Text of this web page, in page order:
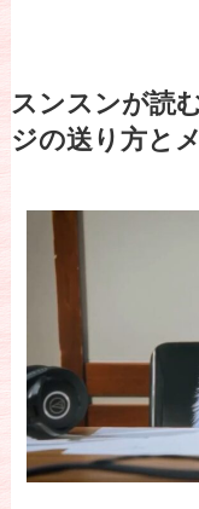
スンスンが読
ジの送り方と